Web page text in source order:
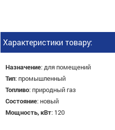
Характеристики товару:
Назначение: для помещений
Тип: промышленный
Топливо: природный газ
Состояние: новый
Мощность, кВт: 120